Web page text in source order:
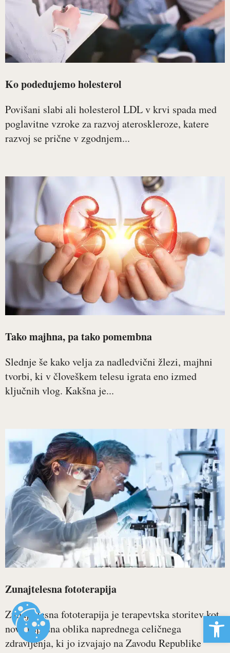
Ko podedujemo holesterol
Povišani slabi ali holesterol LDL v krvi spada med
poglavitne vzroke za razvoj ateroskleroze, katere
razvoj se prične v zgodnjem...
Tako majhna, pa tako pomembna
Slednje še kako velja za nadledvični žlezi, majhni
tvorbi, ki v človeškem telesu igrata eno izmed
ključnih vlog. Kakšna je...
Zunajtelesna fototerapija
Zunajtelesna fototerapija je terapevtska storitev kot
nova uspešna oblika naprednega celičnega
zdravljenja, ki jo izvajajo na Zavodu Republike